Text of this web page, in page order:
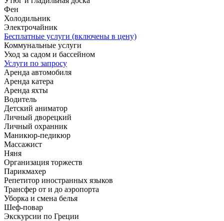
Фен
Холодильник
Электрочайник
Бесплатные услуги (включены в цену)
Коммунальные услуги
Уход за садом и бассейном
Услуги по запросу
Аренда автомобиля
Аренда катера
Аренда яхты
Водитель
Детский аниматор
Личный дворецкий
Личный охранник
Маникюр-педикюр
Массажист
Няня
Организация торжеств
Парикмахер
Репетитор иностранных языков
Трансфер от и до аэропорта
Уборка и смена белья
Шеф-повар
Экскурсии по Греции